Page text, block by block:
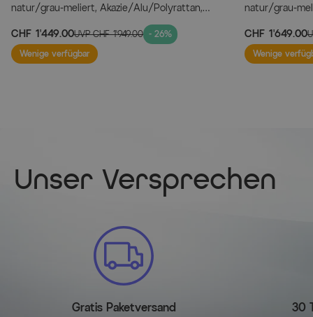
natur/grau-meliert, Akazie/Alu/Polyrattan,
220x100 cm, 6 Cocktailsessel, Akazie, FSC®-
zertifiziertes Produkt
CHF 1’449.00UVPCHF 1’949.00 - 26%
Wenige verfügbar
natur/grau-
220x100 cm,
zertifiziertes
CHF 1’649.00
Wenige
Unser Versprechen
Gratis Paketversand 30